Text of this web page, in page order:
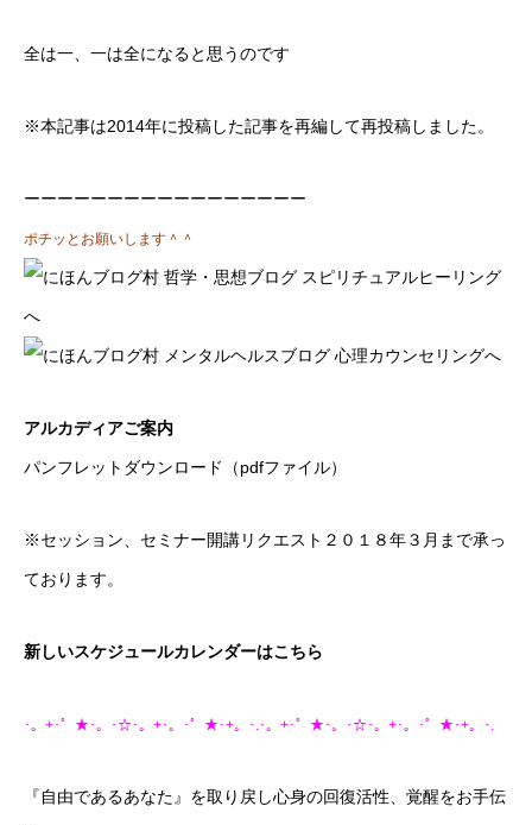
全は一、一は全になると思うのです
※本記事は2014年に投稿した記事を再編して再投稿しました。
ーーーーーーーーーーーーーーーーー
ポチッとお願いします＾＾
アルカディアご案内
パンフレットダウンロード（pdfファイル）
※セッション、セミナー開講リクエスト２０１８年３月まで承っ
ております。
新しいスケジュールカレンダーはこちら
･。+･゜★･。･☆･。+･。･゜★･+。･.･。+･゜★･。･☆･。+･。･゜★･+。･.
『自由であるあなた』を取り戻し心身の回復活性、覚醒をお手伝